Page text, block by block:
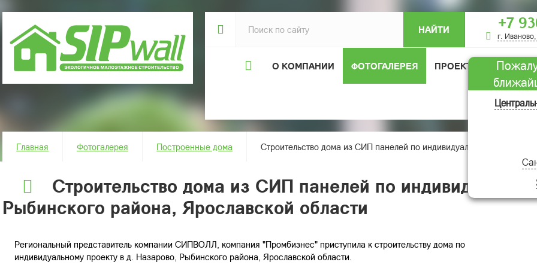
НАЙТИ +7
г.
О КОМПАНИИ ФОТОГАЛЕРЕЯ ПРОЕКТЫ ДОМОВ
ОТЗЫВЫ
Главная Фотогалерея Построенные дома Строительство дома из СИП панелей по индивидуальному проекту
Строительство дома из СИП панелей по
Рыбинского района, Ярославской области
Региональный представитель компании СИПВОЛЛ, компания "Промбизнес" приступила к строительству дома по
индивидуальному проекту в д. Назарово, Рыбинского района, Ярославской области.